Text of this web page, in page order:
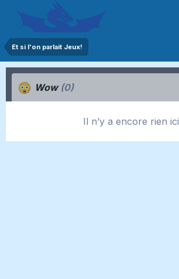
Et si l'on parlait Jeux!
Wow (0)
Il n’y a encore rien ici